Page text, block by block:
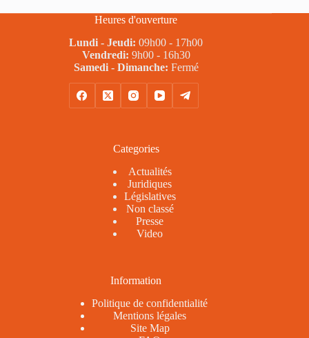
Heures d'ouverture
Lundi - Jeudi: 09h00 - 17h00
Vendredi: 9h00 - 16h30
Samedi - Dimanche: Fermé
Categories
Actualités
Juridiques
Législatives
Non classé
Presse
Video
Information
Politique de confidentialité
Mentions légales
Site Map